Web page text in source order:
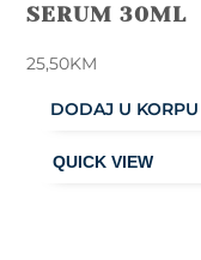
SERUM 30ML
25,50KM
DODAJ U KORPU